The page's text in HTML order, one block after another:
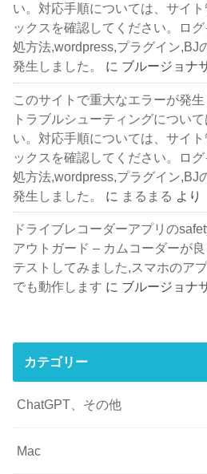
い。対応手順については、サイ
ックスを確認してください。ロ
処方法,wordpress,プラグイン,BJ
発生しました。
に ブルージョナ
このサイトで重大なエラーが発
トラブルシューティングについ
い。対応手順については、サイ
ックスを確認してください。ロ
処方法,wordpress,プラグイン,BJ
発生しました。
に まるまる より
ドライブレコーダーアプリの
アウトガード – カムコーダーが
テストしてみました,スマホのア
でも動作します に ブルージョナ
カテゴリー
ChatGPT、その他
Mac